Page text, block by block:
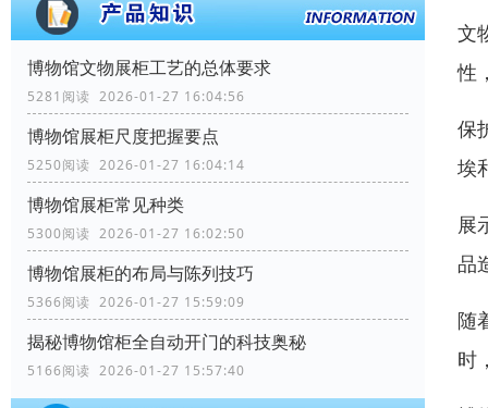
博物馆文物展柜工艺的总体要求
5281阅读 2026-01-27 16:04:56
博物馆展柜尺度把握要点
5250阅读 2026-01-27 16:04:14
博物馆展柜常见种类
5300阅读 2026-01-27 16:02:50
博物馆展柜的布局与陈列技巧
5366阅读 2026-01-27 15:59:09
揭秘博物馆柜全自动开门的科技奥秘
5166阅读 2026-01-27 15:57:40
文
性
保
埃
展
品
随
时